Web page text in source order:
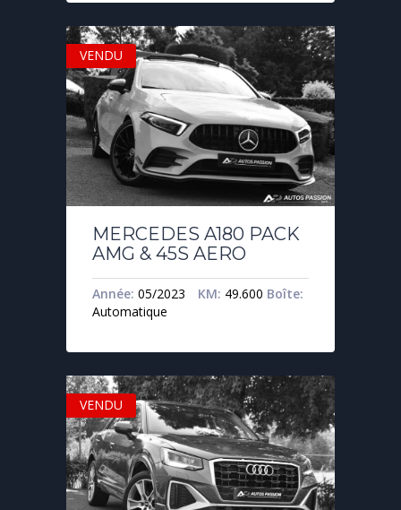
MERCEDES A180 PACK
AMG & 45S AERO
Année: 05/2023 KM: 49.600 Boîte:
Automatique
VENDU
VENDU